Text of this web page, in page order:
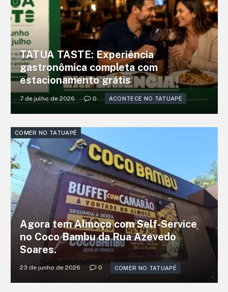
TATUA TASTE: Experiência
gastronômica completa com
estacionamento grátis
7 de julho de 2026 0 ACONTECE NO TATUAPÉ
COMER NO TATUAPÉ
Agora tem Almoço com Self-Service
no Coco Bambu da Rua Azevedo
Soares.
23 de junho de 2026 0 COMER NO TATUAPÉ